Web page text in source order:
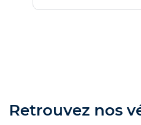
Retrouvez nos